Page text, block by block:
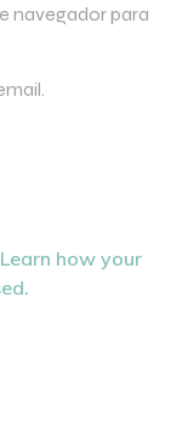
navegador para
Learn how your